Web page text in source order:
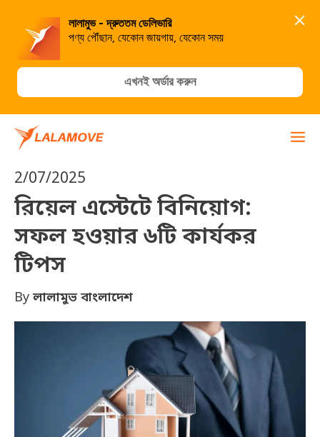
লালামুভ - দ্রুততম ডেলিভারি
পণ্য পৌঁছান, যেকোন জায়গায়, যেকোন সময়
এখনই অর্ডার করুন
2/07/2025
রিয়েল এস্টেটে বিনিয়োগ:
সফল হওয়ার ৬টি কার্যকর
টিপস
By লালামুভ বাংলাদেশ